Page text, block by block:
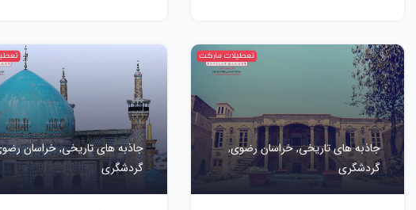
جاذبه های تاریخی,خراسان رضوی,
گردشگری
جاذبه های تاریخی,خراسان
گردشگری